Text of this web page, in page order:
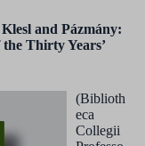
and Pázmány:
Thirty Years’
(Biblioth
eca
Collegii